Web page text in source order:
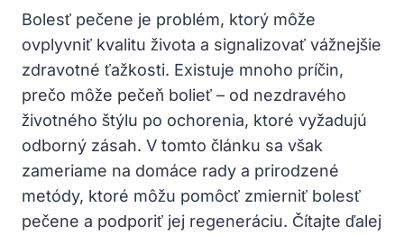
Bolesť pečene je problém, ktorý môže
ovplyvniť kvalitu života a signalizovať vážnejšie
zdravotné ťažkosti. Existuje mnoho príčin,
prečo môže pečeň bolieť – od nezdravého
životného štýlu po ochorenia, ktoré vyžadujú
odborný zásah. V tomto článku sa však
zameriame na domáce rady a prirodzené
metódy, ktoré môžu pomôcť zmierniť bolesť
pečene a podporiť jej regeneráciu. Čítajte ďalej